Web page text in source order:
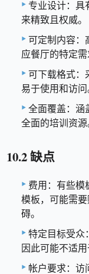
专业设计：具
来精致且权威。
可定制内容：
应餐厅的特定需
可下载格式：
易于使用和访问
全面覆盖：涵
全面的培训资源
10.2 缺点
费用：有些模
模板，可能需​​
碍。
特定目标受众
因此可能不适
帐户要求：访